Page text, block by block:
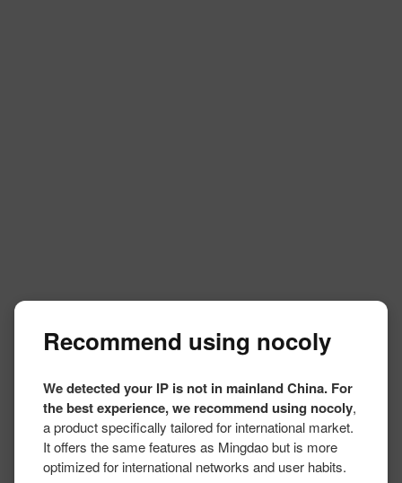
Recommend using nocoly
We detected your IP is not in mainland China. For
the best experience, we recommend using nocoly,
a product specifically tailored for international market.
It offers the same features as Mingdao but is more
optimized for international networks and user habits.